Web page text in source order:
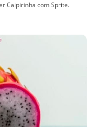
Caipirinha com Sprite.